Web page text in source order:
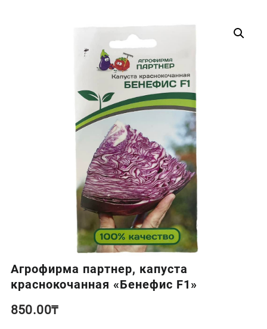
Агрофирма партнер, капуста
краснокочанная «Бенефис F1»
850.00₸